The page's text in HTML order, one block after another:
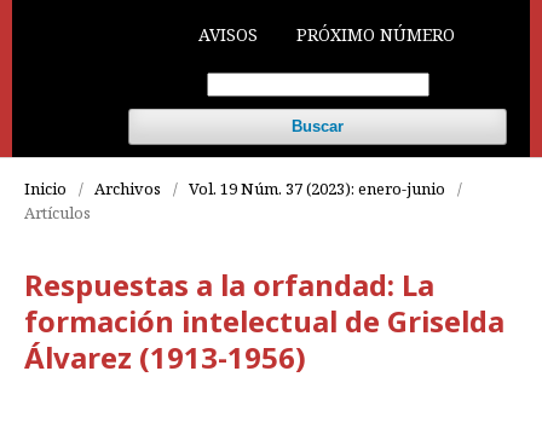
AVISOS PRÓXIMO NÚMERO
Buscar
Inicio / Archivos / Vol. 19 Núm. 37 (2023): enero-junio
/
Artículos
Respuestas a la orfandad: La
formación intelectual de Griselda
Álvarez (1913-1956)